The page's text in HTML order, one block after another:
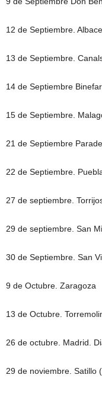
12 de Septiembre.
13 de Septiembre.
14 de Septiembre
15 de Septiembre.
21 de Septiembre
22 de Septiembre.
27 de septiembre.
29 de septiembre. San
30 de Septiembre. San
9 de Octubre. Zaragoza
13 de Octubre.
26 de octubre. Madrid.
29 de noviembre. Satillo